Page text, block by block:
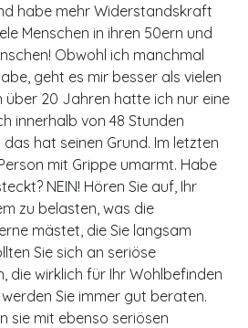
habe mehr Widerstandskraft
Menschen in ihren 50ern und
Obwohl ich manchmal
geht es mir besser als vielen
über 20 Jahren hatte ich nur eine
innerhalb von 48 Stunden
hat seinen Grund. Im letzten
mit Grippe umarmt. Habe
NEIN! Hören Sie auf, Ihr
zu belasten, was die
mästet, die Sie langsam
Sie sich an seriöse
die wirklich für Ihr Wohlbefinden
Sie immer gut beraten.
sie mit ebenso seriösen